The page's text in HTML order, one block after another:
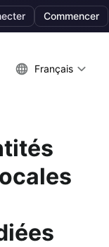
Commencer
Français